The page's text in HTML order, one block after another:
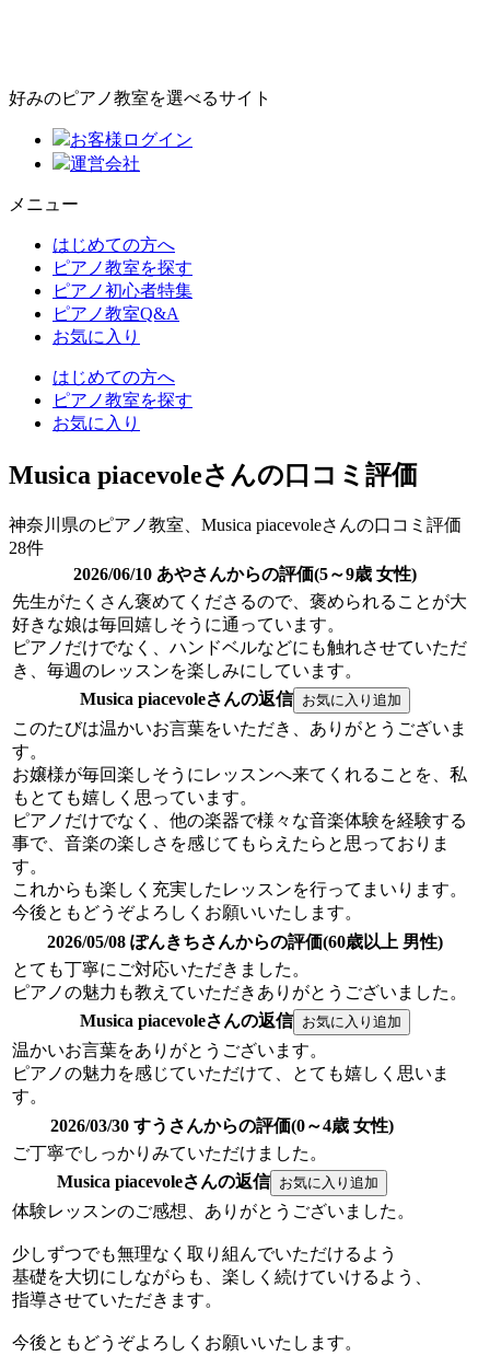
好みのピアノ教室を選べるサイト
お客様ログイン
運営会社
メニュー
はじめての方へ
ピアノ教室を探す
ピアノ初心者特集
ピアノ教室Q&A
お気に入り
はじめての方へ
ピアノ教室を探す
お気に入り
Musica piacevoleさんの口コミ評価
神奈川県のピアノ教室、Musica piacevoleさんの口コミ評価
28件
2026/06/10 あやさんからの評価(5～9歳 女性)
先生がたくさん褒めてくださるので、褒められることが大
好きな娘は毎回嬉しそうに通っています。
ピアノだけでなく、ハンドベルなどにも触れさせていただ
き、毎週のレッスンを楽しみにしています。
Musica piacevoleさんの返信
このたびは温かいお言葉をいただき、ありがとうございま
す。
お嬢様が毎回楽しそうにレッスンへ来てくれることを、私
もとても嬉しく思っています。
ピアノだけでなく、他の楽器で様々な音楽体験を経験する
事で、音楽の楽しさを感じてもらえたらと思っておりま
す。
これからも楽しく充実したレッスンを行ってまいります。
今後ともどうぞよろしくお願いいたします。
2026/05/08 ぽんきちさんからの評価(60歳以上 男性)
とても丁寧にご対応いただきました。
ピアノの魅力も教えていただきありがとうございました。
Musica piacevoleさんの返信
温かいお言葉をありがとうございます。
ピアノの魅力を感じていただけて、とても嬉しく思いま
す。
2026/03/30 すうさんからの評価(0～4歳 女性)
ご丁寧でしっかりみていただけました。
Musica piacevoleさんの返信
体験レッスンのご感想、ありがとうございました。
少しずつでも無理なく取り組んでいただけるよう
基礎を大切にしながらも、楽しく続けていけるよう、
指導させていただきます。
今後ともどうぞよろしくお願いいたします。